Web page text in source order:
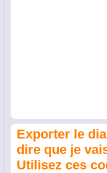
Exporter le
dire que je
Utilisez ces